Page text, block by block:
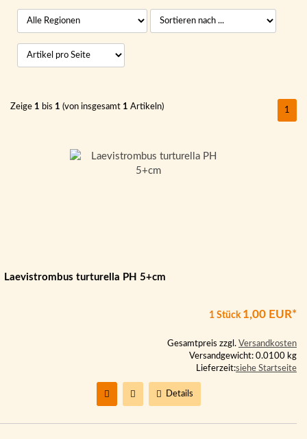
Zeige 1 bis 1 (von insgesamt 1 Artikeln) 1
Laevistrombus turturella PH 5+cm
1 Stück 1,00 EUR*
Gesamtpreis zzgl. Versandkosten
Versandgewicht: 0.0100 kg
Lieferzeit:siehe Startseite
Details